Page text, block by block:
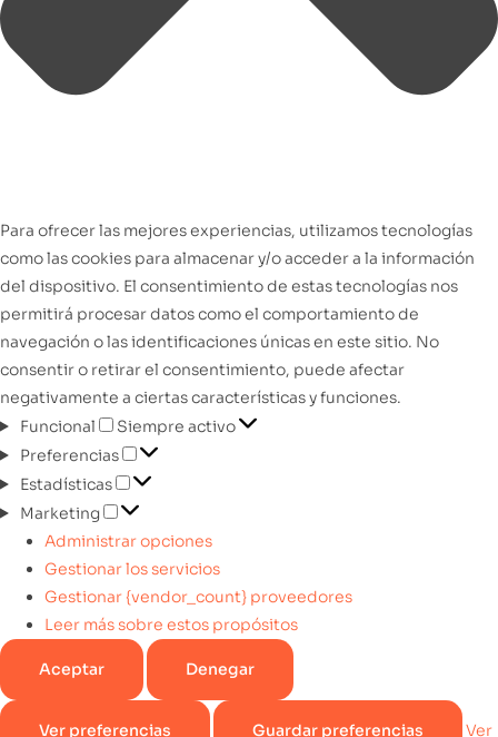
Para ofrecer las mejores experiencias, utilizamos tecnologías
como las cookies para almacenar y/o acceder a la información
del dispositivo. El consentimiento de estas tecnologías nos
permitirá procesar datos como el comportamiento de
navegación o las identificaciones únicas en este sitio. No
consentir o retirar el consentimiento, puede afectar
negativamente a ciertas características y funciones.
Funcional
Siempre activo
Preferencias
Estadísticas
Marketing
Administrar opciones
Gestionar los servicios
Gestionar {vendor_count} proveedores
Leer más sobre estos propósitos
Aceptar Denegar
Ver preferencias Guardar preferencias Ver